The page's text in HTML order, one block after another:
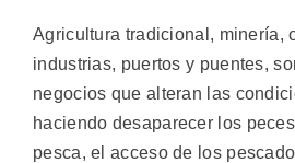
Agricultura tradicional, minería,
industrias, puertos y puentes,
negocios que alteran las
haciendo desaparecer los
pesca, el acceso de los